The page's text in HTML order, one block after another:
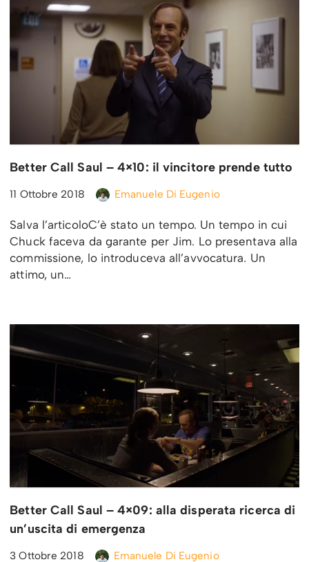
Better Call Saul – 4×10: il vincitore prende tutto
11 Ottobre 2018 Emanuele Di Eugenio
Salva l’articoloC’è stato un tempo. Un tempo in cui
Chuck faceva da garante per Jim. Lo presentava alla
commissione, lo introduceva all’avvocatura. Un
attimo, un…
Better Call Saul – 4×09: alla disperata ricerca di
un’uscita di emergenza
3 Ottobre 2018 Emanuele Di Eugenio